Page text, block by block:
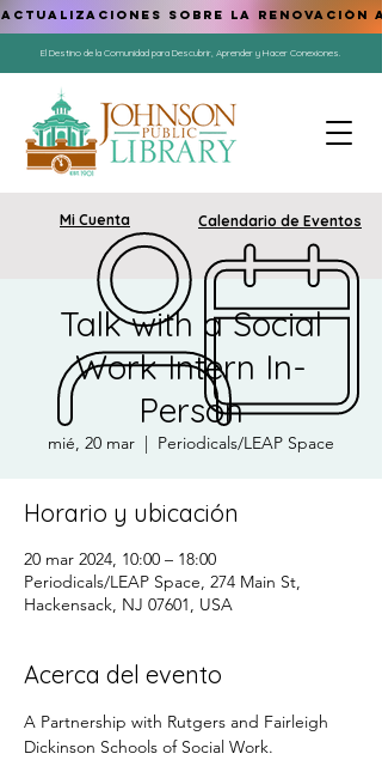
El Destino de la Comunidad para Descubrir, Aprender y Hacer Conexiones.
Mi Cuenta Calendario de Eventos
ACTUALIZACIONES SOBRE LA RENOVACIÓN
Talk with a Social
Work Intern In-
Person
mié, 20 mar
  |
Periodicals/LEAP Space
Horario y ubicación
20 mar 2024, 10:00 – 18:00
Periodicals/LEAP Space, 274 Main St,
Hackensack, NJ 07601, USA
Acerca del evento
A Partnership with Rutgers and Fairleigh
Dickinson Schools of Social Work.